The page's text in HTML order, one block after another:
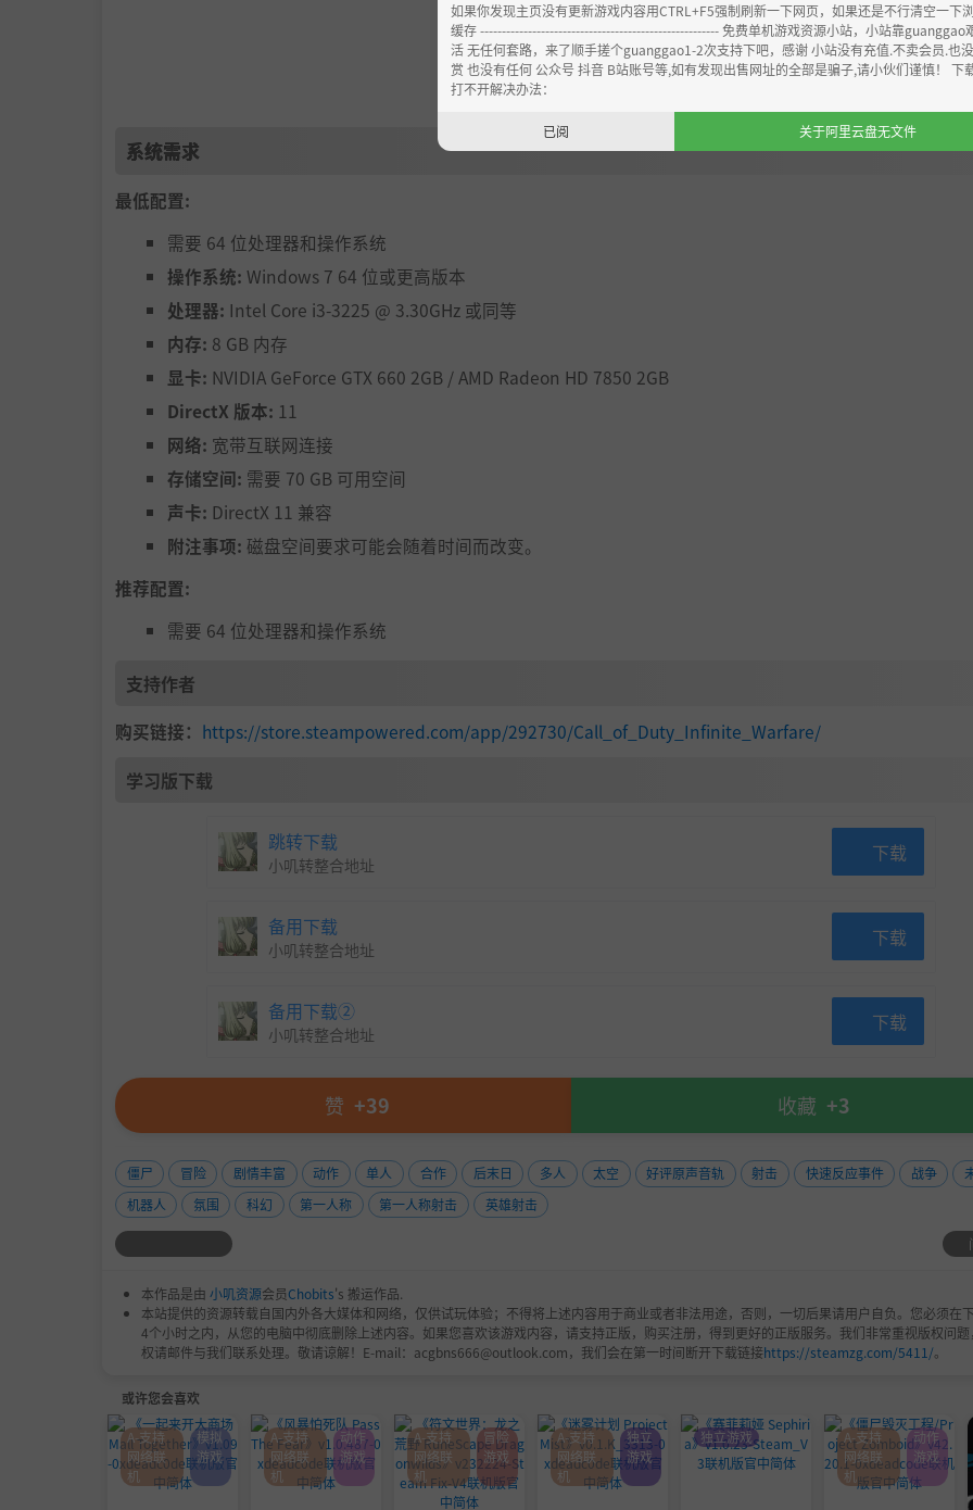
The Call of Duty®: Infinite Warfare Digital Legacy Edition 包括 Call of Duty®: Infinite Warfare 和 Call of Duty®:
n Warfare® Remastered*。您还将在 Spaceland 包中收到终端奖励地图和僵尸，其中包含武器迷彩、电话卡
财富卡包！
-2016 之前提供。Modern Warfare Remastered 是一个完整的游戏下载。需要互联网连接。欲了解更多信息，请
无限战争提供三种独特的游戏模式：战役、多人游戏和僵尸。
在战役中，玩家扮演雷耶斯船长，一名飞行员转为指挥官，他必须带领剩余的联军对抗无情的敌人，同时努力克
多人游戏结合了基于流体动量的运动系统、以玩家为中心的地图设计、深度定制和全新的战斗装备系统，创造了
争的激烈游戏体验。战斗装备（Rigs）是终极战斗系统。每个 Rig 都是玩家穿着的尖端战术战斗服，专为完全不
戏风格而打造。玩家还将加入四个全新的任务团队之一，以解锁该团队独有的电话卡、迷彩、徽章和武器。
僵尸将把玩家带回 1980 年代的游乐园，里面有大量的游乐设施、很棒的街机和时髦的过山车。
Call of Duty®: Modern Warfare® 又回来了，为新一代重新制作了真正的高清版本。重温标志性的活动，并与您的
线合作。
系统需求
最低配置:
需要 64 位处理器和操作系统
操作系统: Windows 7 64 位或更高版本
处理器: Intel Core i3-3225 @ 3.30GHz 或同等
内存: 8 GB 内存
显卡: NVIDIA GeForce GTX 660 2GB / AMD Radeon HD 7850 2GB
DirectX 版本: 11
网络: 宽带互联网连接
存储空间: 需要 70 GB 可用空间
声卡: DirectX 11 兼容
附注事项: 磁盘空间要求可能会随着时间而改变。
推荐配置:
需要 64 位处理器和操作系统
支持作者
购买链接： https://store.steampowered.com/app/292730/Call_of_Duty_Infinite_Warfare/
学习版下载
跳转下载
小叽转整合地址 下载
备用下载
小叽转整合地址 下载
备用下载②
小叽转整合地址 下载
赞 +39 收藏 +3
僵尸 冒险 剧情丰富 动作 单人 合作 后末日 多人 太空 好评原声音轨 射击 快速反应事件 战争
机器人
氛围 科幻 第一人称 第一人称射击 英雄射击
本作品是由 小叽资源会员Chobits's 搬运作品.
本站提供的资源转载自国内外各大媒体和网络，仅供试玩体验；不得将上述内容用于商业或者非法用途，否则，一切后果请用户自负。您必须在
4个小时之内，从您的电脑中彻底删除上述内容。如果您喜欢该游戏内容，请支持正版，购买注册，得到更好的正版服务。我们非常重视版权问题
权请邮件与我们联系处理。敬请谅解！E-mail：acgbns666@outlook.com，我们会在第一时间断开下载链接https://steamzg.com/5411/。
或许您会喜欢
A-支持
网络联
机
模拟
游戏
A-支持
网络联
机
动作
游戏
A-支持
网络联
机
冒险
游戏
A-支持
网络联
机
独立
游戏
独立游戏
A-支持
网络联
机
动作
游戏
如果你发现主页没有更新游戏内容用CTRL+F5强制刷新一下网页，如果还是不行清空一下
缓存 ------------------------------------------------------- 免费单机游戏资源小站，小站靠guanggao
活 无任何套路，来了顺手搓个guanggao1-2次支持下吧，感谢 小站没有充值.不卖会员.也
赏 也没有任何 公众号 抖音 B站账号等,如有发现出售网址的全部是骗子,请小伙们谨慎！ 下
打不开解决办法：
已阅 关于阿里云盘无文件